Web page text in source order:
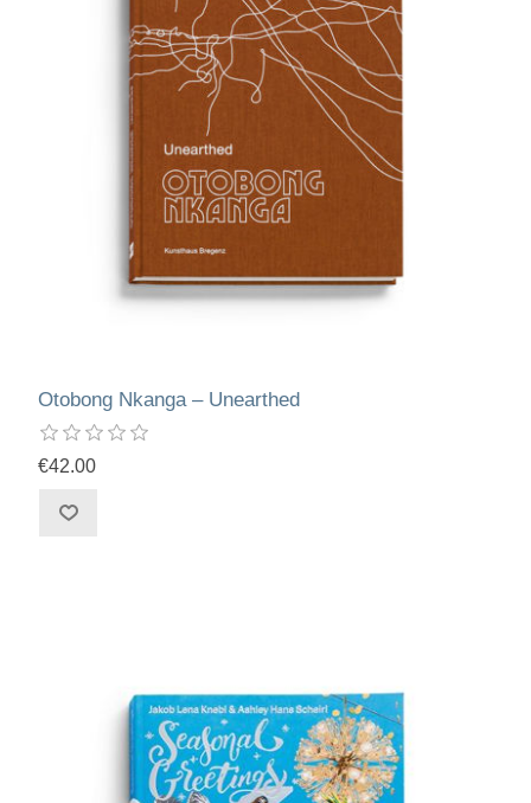
Otobong Nkanga – Unearthed
€42.00